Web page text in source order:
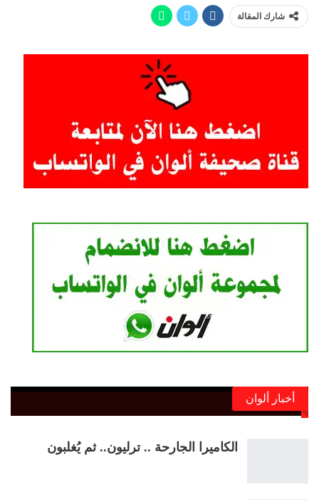
شارك المقالة
أخبار ألوان
الكاميرا الجارحة .. ترليون.. ثم يُغلبون